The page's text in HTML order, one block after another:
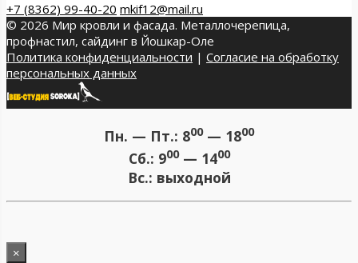
+7 (8362) 99-40-20 mkif12@mail.ru
© 2026 Мир кровли и фасада. Металлочерепица,
профнастил, сайдинг в Йошкар-Оле
Политика конфиденциальности | Согласие на обработку
персональных данных
Пн. — Пт.: 800— 1800
Сб.: 900— 1400
Вс.: выходной
×